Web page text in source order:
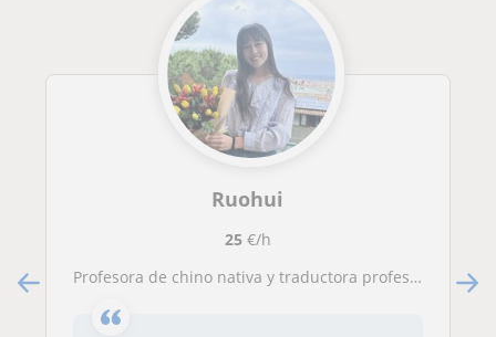
Ruohui
25€/h
Profesora de chino nativa y traductora profesional con 5 años de experiencia, ofrece clases para todos los niveles en Barcelona